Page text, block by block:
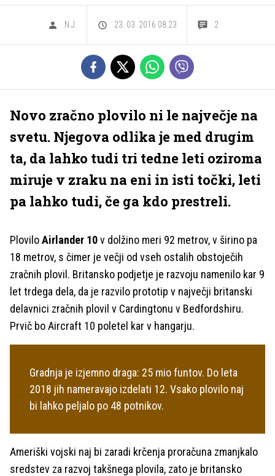
N.J. 23. 03. 2016 08.23 2
Novo zračno plovilo ni le največje na
svetu. Njegova odlika je med drugim
ta, da lahko tudi tri tedne leti oziroma
miruje v zraku na eni in isti točki, leti
pa lahko tudi, če ga kdo prestreli.
PloviloAirlander 10v dolžino meri 92 metrov, v širino pa
18 metrov, s čimer je večji od vseh ostalih obstoječih
zračnih plovil. Britansko podjetje je razvoju namenilo kar 9
let trdega dela, da je razvilo prototip v največji britanski
delavnici zračnih plovil v Cardingtonu v Bedfordshiru.
Prvič bo Aircraft 10 poletel kar v hangarju.
Gradnja je izjemno draga: 25 mio funtov. Do leta
2018 jih nameravajo izdelati 12. Vsako plovilo naj
bi lahko peljalo po 48 potnikov.
Ameriški vojski naj bi zaradi krčenja proračuna zmanjkalo
sredstev za razvoj takšnega plovila, zato je britansko